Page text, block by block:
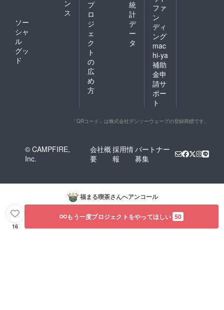
ン
ス
ソー
シャ
ル
グッ
ド
プ
ロ
ジ
ェ
ク
ト
の
広
め
方
統
計
デ
ー
タ
ファ
ン
ディ
ング
mac
hi-ya
補助
金申
請サ
ポー
ト
「QRコード」は株式会社デンソーウェーブの登録商標です。
© CAMPFIRE,
Inc.
会社概
要
採用情
報
パートナー
募集
福まる喫茶さんへアンコール
16
もう一度プロジェクトをやってほしい 50